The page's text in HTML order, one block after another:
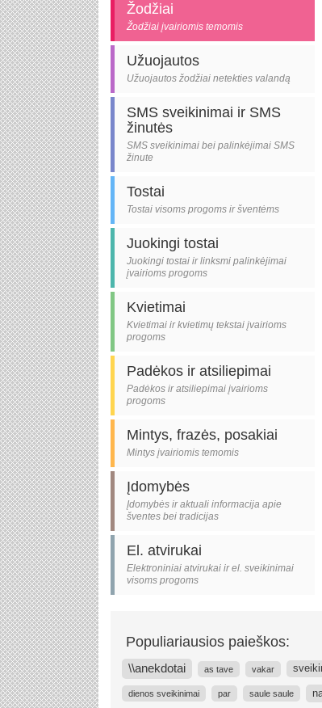
Žodžiai
Žodžiai įvairiomis temomis
Užuojautos
Užuojautos žodžiai netekties valandą
SMS sveikinimai ir SMS
žinutės
SMS sveikinimai bei palinkėjimai SMS
žinute
Tostai
Tostai visoms progoms ir šventėms
Juokingi tostai
Juokingi tostai ir linksmi palinkėjimai
įvairioms progoms
Kvietimai
Kvietimai ir kvietimų tekstai įvairioms
progoms
Padėkos ir atsiliepimai
Padėkos ir atsiliepimai įvairioms
progoms
Mintys, frazės, posakiai
Mintys įvairiomis temomis
Įdomybės
Įdomybės ir aktuali informacija apie
šventes bei tradicijas
El. atvirukai
Elektroniniai atvirukai ir el. sveikinimai
visoms progoms
Populiariausios paieškos:
\\anekdotai as tave vakar
dienos sveikinimai par saule saule